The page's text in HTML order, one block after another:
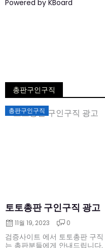
Powered by KBoard
총판구인구직
총판구인구직
토토총판 구인구직 광고
Posted
on
11월 19, 2023 0
검증사이트 에서 토토총판 구
는 총판분들에게 안내드립니